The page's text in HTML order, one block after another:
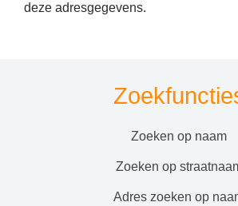
deze adresgegevens.
zoeken op naam
zoeken op
adres zoeken op